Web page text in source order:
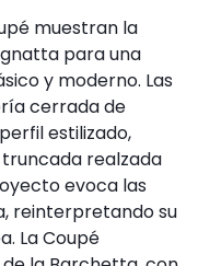
muestran la
para una
y moderno. Las
cerrada de
estilizado,
realzada
evoca las
reinterpretando su
La Coupé